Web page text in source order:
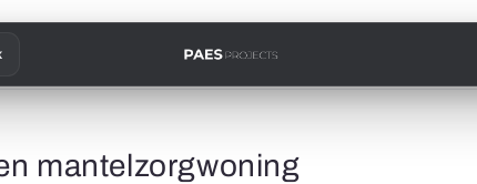
mantelzorgwoning